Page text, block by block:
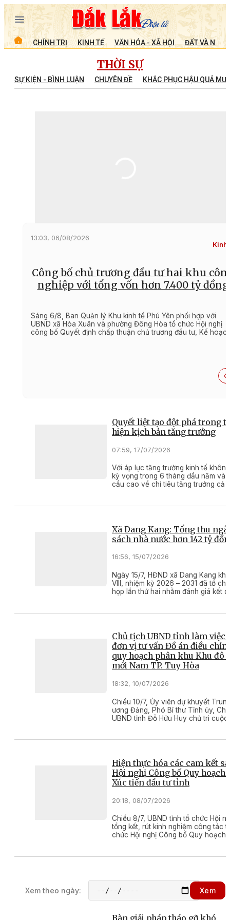
CHÍNH TRỊ KINH TẾ VĂN HÓA - XÃ HỘI ĐẤT VÀ
THỜI SỰ
SỰ KIỆN - BÌNH LUẬN CHUYÊN ĐỀ KHẮC PHỤC HẬU QUẢ
13:03, 06/08/2026
Kinh
Công bố chủ trương đầu tư hai khu
nghiệp với tổng vốn hơn 7.400 tỷ đồng
Sáng 6/8, Ban Quản lý Khu kinh tế Phú Yên phối hợp với
UBND xã Hòa Xuân và phường Đông Hòa tổ chức Hội nghị
công bố Quyết định chấp thuận chủ trương đầu tư, Kế
Quyết liệt tạo đột phá trong
hiện kịch bản tăng trưởng
07:59, 17/07/2026
Với áp lực tăng trưởng kinh tế
kỳ vọng trong 6 tháng đầu năm và
cầu cao về chỉ tiêu tăng trưởng cả
đột phá.
Xã Dang Kang: Tổng thu
sách nhà nước hơn 142 tỷ
16:56, 15/07/2026
Ngày 15/7, HĐND xã Dang Kang
VIII, nhiệm kỳ 2026 – 2031 đã tổ
họp lần thứ hai nhằm đánh giá kết
nhiệm vụ 6 tháng cuối năm 2026.
Chủ tịch UBND tỉnh làm việc
đơn vị tư vấn Đồ án điều
quy hoạch phân khu Khu đô
mới Nam TP. Tuy Hòa
18:32, 10/07/2026
Chiều 10/7, Ủy viên dự khuyết
ương Đảng, Phó Bí thư Tỉnh ủy,
UBND tỉnh Đỗ Hữu Huy chủ trì cuộc
Hiện thực hóa các cam kết
Hội nghị Công bố Quy hoạch
Xúc tiến đầu tư tỉnh
20:18, 08/07/2026
Chiều 8/7, UBND tỉnh tổ chức Hội
tổng kết, rút kinh nghiệm công tác
chức Hội nghị Công bố Quy hoạch
nghị.
Xem theo ngày: Xem